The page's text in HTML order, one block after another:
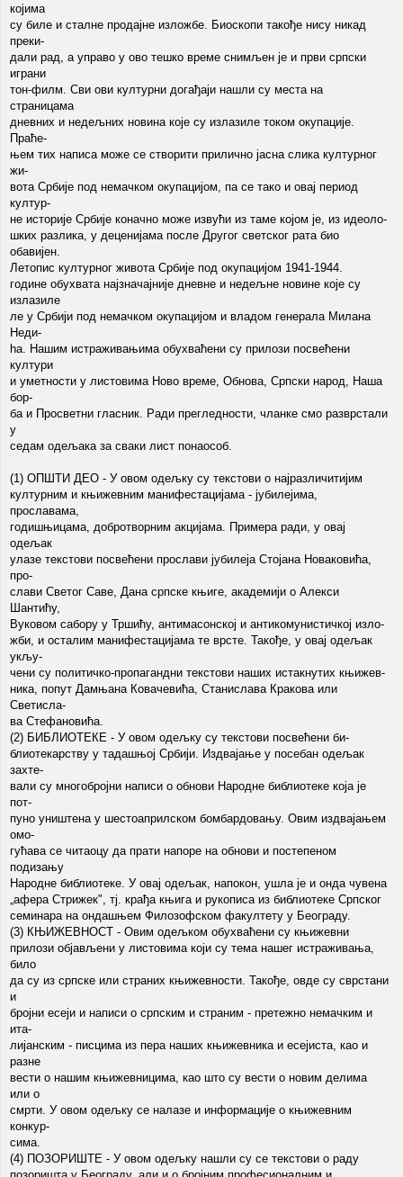
којима
су биле и сталне продајне изложбе. Биоскопи такође нису никад
преки-
дали рад, а управо у ово тешко време снимљен је и први српски
играни
тон-филм. Сви ови културни догађаји нашли су места на
страницама
дневних и недељних новина које су излазиле током окупације.
Праће-
њем тих написа може се створити прилично јасна слика културног
жи-
вота Србије под немачком окупацијом, па се тако и овај период
култур-
не историје Србије коначно може извући из таме којом је, из идеоло-
шких разлика, у деценијама после Другог светског рата био
обавијен.
Летопис културног живота Србије под окупацијом 1941-1944.
године обухвата најзначајније дневне и недељне новине које су
излазиле
ле у Србији под немачком окупацијом и владом генерала Милана
Неди-
ha. Нашим истраживањима обухваћени су прилози посвећени
култури
и уметности у листовима Ново време, Обнова, Српски народ, Наша
бор-
ба и Просветни гласник. Ради прегледности, чланке смо разврстали
у
седам одељака за сваки лист понаособ.
(1) ОПШТИ ДЕО - У овом одељку су текстови о најразличитијим
културним и књижевним манифестацијама - јубилејима,
прославама,
годишњицама, добротворним акцијама. Примера ради, у овај
одељак
улазе текстови посвећени прослави јубилеја Стојана Новаковића,
про-
слави Светог Саве, Дана српске књиге, академији о Алекси
Шантићу,
Вуковом сабору у Тршићу, антимасонској и антикомунистичкој изло-
жби, и осталим манифестацијама те врсте. Такође, у овај одељак
укљу-
чени су политичко-пропагандни текстови наших истакнутих књижев-
ника, попут Дамњана Ковачевића, Станислава Кракова или
Светисла-
ва Стефановића.
(2) БИБЛИОТЕКЕ - У овом одељку су текстови посвећени би-
блиотекарству у тадашњој Србији. Издвајање у посебан одељак
захте-
вали су многобројни написи о обнови Народне библиотеке која је
пот-
пуно уништена у шестоаприлском бомбардовању. Овим издвајањем
омо-
гућава се читаоцу да прати напоре на обнови и постепеном
подизању
Народне библиотеке. У овај одељак, напокон, ушла је и онда чувена
„афера Стрижек", тј. крађа књига и рукописа из библиотеке Српског
семинара на ондашњем Филозофском факултету у Београду.
(3) КЊИЖЕВНОСТ - Овим одељком обухваћени су књижевни
прилози објављени у листовима који су тема нашег истраживања,
било
да су из српске или страних књижевности. Такође, овде су сврстани
и
бројни есеји и написи о српским и страним - претежно немачким и
ита-
лијанским - писцима из пера наших књижевника и есејиста, као и
разне
вести о нашим књижевницима, као што су вести о новим делима
или о
смрти. У овом одељку се налазе и информације о књижевним
конкур-
сима.
(4) ПОЗОРИШТЕ - У овом одељку нашли су се текстови о раду